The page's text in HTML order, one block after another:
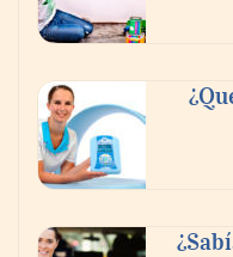
Reforestando con
Sierra de